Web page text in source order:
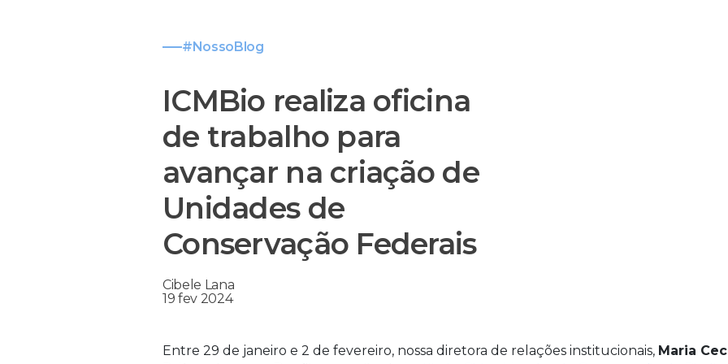
#NossoBlog
ICMBio realiza oficina
de trabalho para
avançar na criação de
Unidades de
Conservação Federais
Cibele Lana
19 fev 2024
Entre 29 de janeiro e 2 de fevereiro, nossa diretora de relações institucionais, Maria